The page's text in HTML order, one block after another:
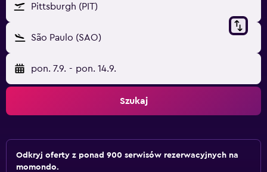
Pittsburgh (PIT)
São Paulo (SAO)
pon. 7.9. - pon. 14.9.
Szukaj
Odkryj oferty z ponad 900 serwisów rezerwacyjnych na
momondo.